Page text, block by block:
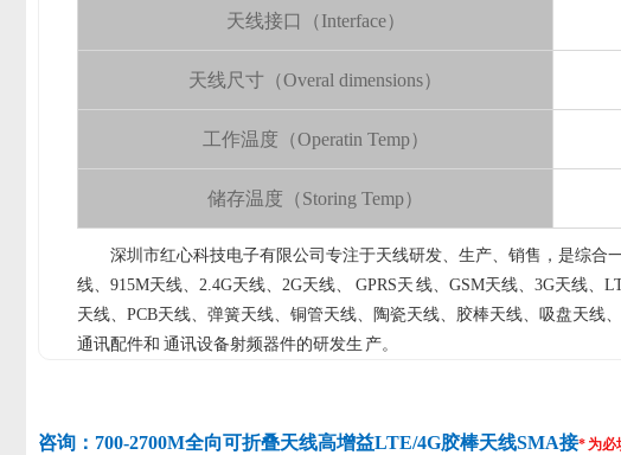
天线接口（Interface）
天线尺寸（Overal dimensions）
工作温度（Operatin Temp）
储存温度（Storing Temp）
深圳市红心科技电子有限公司专注于天线研发、生产、销售，是综合
线、915M天线、2.4G天线、2G天线、 GPRS天 线、GSM天线、3G天线
天线、PCB天线、弹簧天线、铜管天线、陶瓷天线、胶棒天线、吸盘天线
通讯配件和 通讯设备射频器件的研发生 产。
咨询：700-2700M全向可折叠天线高增益LTE/4G胶棒天线SMA接* 为必